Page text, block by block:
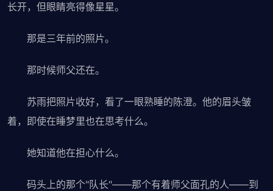
长开，但眼睛亮得像星星。
那是三年前的照片。
那时候师父还在。
苏雨把照片收好，看了一眼熟睡的陈澄。他的眉头皱
着，即使在睡梦里也在思考什么。
她知道他在担心什么。
码头上的那个"队长"——那个有着师父面孔的人——到